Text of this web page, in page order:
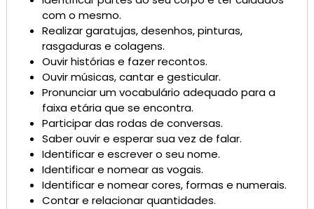
com o mesmo.
Realizar garatujas, desenhos, pinturas,
rasgaduras e colagens.
Ouvir histórias e fazer recontos.
Ouvir músicas, cantar e gesticular.
Pronunciar um vocabulário adequado para a
faixa etária que se encontra.
Participar das rodas de conversas.
Saber ouvir e esperar sua vez de falar.
Identificar e escrever o seu nome.
Identificar e nomear as vogais.
Identificar e nomear cores, formas e numerais.
Contar e relacionar quantidades.